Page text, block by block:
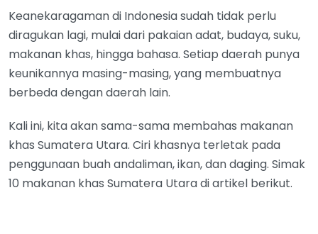
Keanekaragaman di Indonesia sudah tidak perlu
diragukan lagi, mulai dari pakaian adat, budaya, suku,
makanan khas, hingga bahasa. Setiap daerah punya
keunikannya masing-masing, yang membuatnya
berbeda dengan daerah lain.
Kali ini, kita akan sama-sama membahas makanan
khas Sumatera Utara. Ciri khasnya terletak pada
penggunaan buah andaliman, ikan, dan daging. Simak
10 makanan khas Sumatera Utara di artikel berikut.